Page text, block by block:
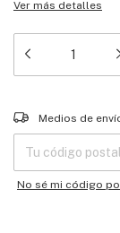
Ver más detalles
Entregas para el CP:
Medios de
No sé mi código